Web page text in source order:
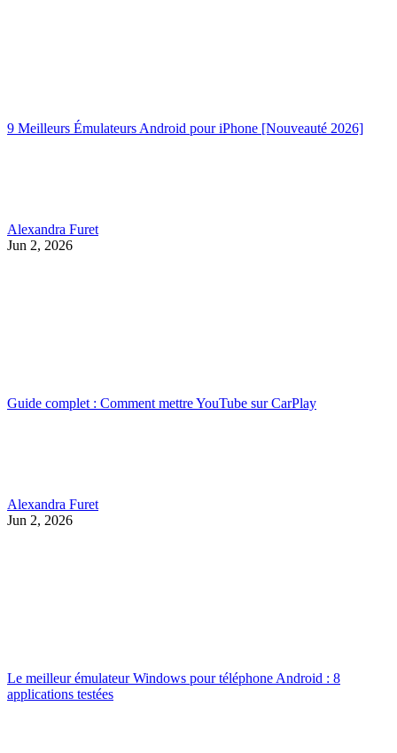
9 Meilleurs Émulateurs Android pour iPhone [Nouveauté 2026]
Alexandra Furet
Jun 2, 2026
Guide complet : Comment mettre YouTube sur CarPlay
Alexandra Furet
Jun 2, 2026
Le meilleur émulateur Windows pour téléphone Android : 8
applications testées